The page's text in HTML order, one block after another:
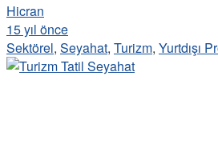
Hicran
15 yıl önce
Sektörel, Seyahat, Turizm, Yurtdışı